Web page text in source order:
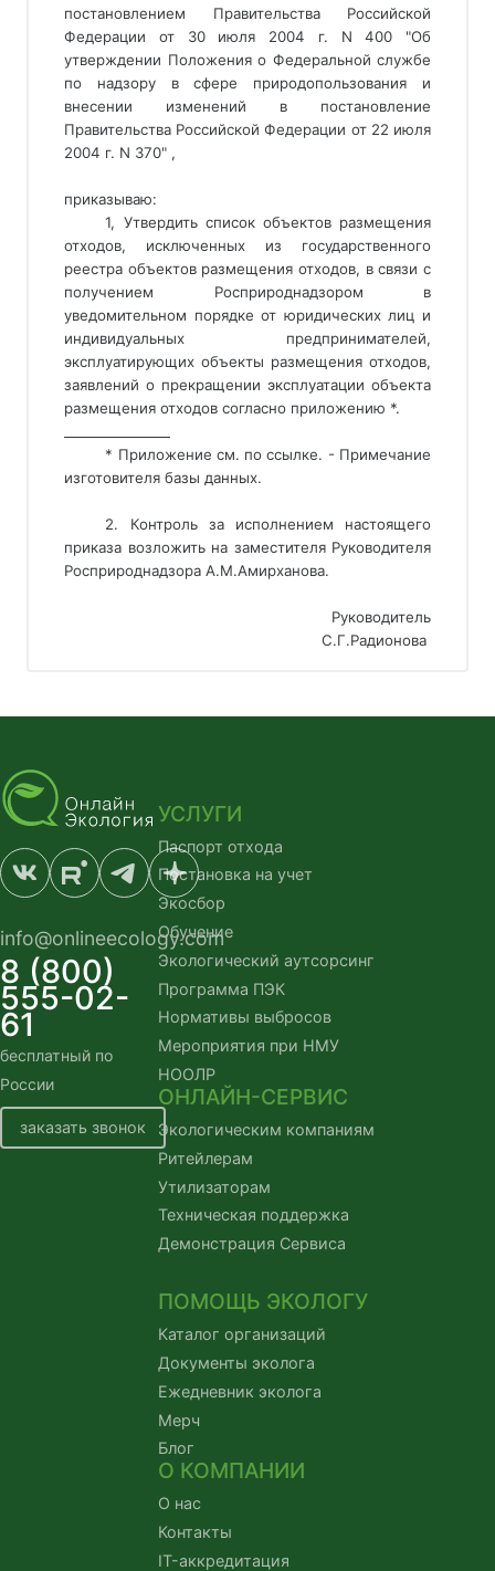
постановлением Правительства Российской
Федерации от 30 июля 2004 г. N 400 "Об
утверждении Положения о Федеральной службе
по надзору в сфере природопользования и
внесении изменений в постановление
Правительства Российской Федерации от 22 июля
2004 г. N 370" ,
приказываю:
1, Утвердить список объектов размещения
отходов, исключенных из государственного
реестра объектов размещения отходов, в связи с
получением Росприроднадзором в
уведомительном порядке от юридических лиц и
индивидуальных предпринимателей,
эксплуатирующих объекты размещения отходов,
заявлений о прекращении эксплуатации объекта
размещения отходов согласно приложению *.
* Приложение см. по ссылке. - Примечание
изготовителя базы данных.
2. Контроль за исполнением настоящего
приказа возложить на заместителя Руководителя
Росприроднадзора А.М.Амирханова.
Руководитель
С.Г.Радионова
info@onlineecology.com
8 (800)
555-02-
61
бесплатный по
России
заказать звонок
УСЛУГИ
Паспорт отхода
Постановка на учет
Экосбор
Обучение
Экологический аутсорсинг
Программа ПЭК
Нормативы выбросов
Мероприятия при НМУ
НООЛР
ОНЛАЙН-СЕРВИС
Экологическим компаниям
Ритейлерам
Утилизаторам
Техническая поддержка
Демонстрация Сервиса
ПОМОЩЬ ЭКОЛОГУ
Каталог организаций
Документы эколога
Ежедневник эколога
Мерч
Блог
О КОМПАНИИ
О нас
Контакты
IT-аккредитация